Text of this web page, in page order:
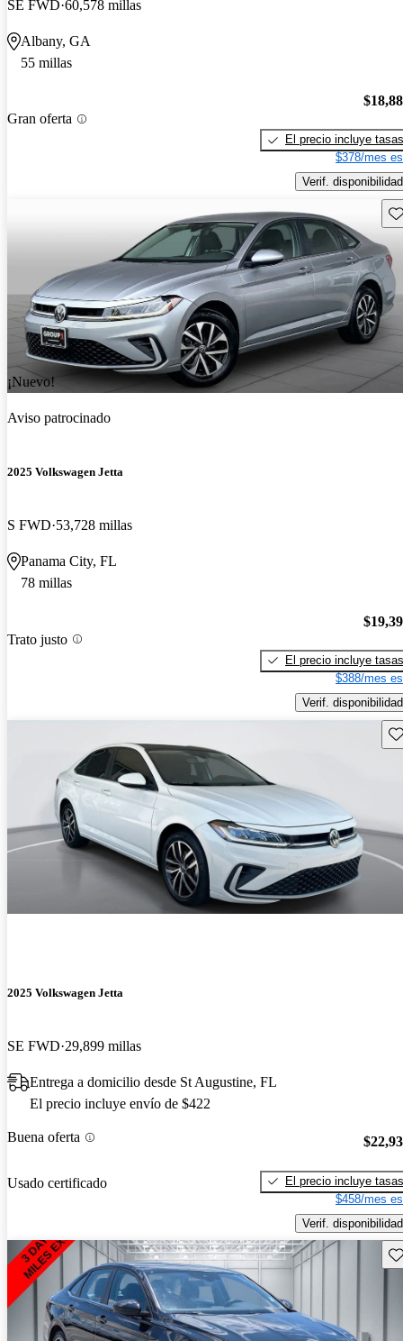
SE FWD 60,578 millas
Albany, GA
55 millas
Gran oferta
El precio incluye tasas
$378/mes
Verif. disponibilidad
¡Nuevo!
Aviso patrocinado
2025 Volkswagen Jetta
S FWD 53,728 millas
Panama City, FL
78 millas
Trato justo
El precio incluye tasas
$388/mes
Verif. disponibilidad
2025 Volkswagen Jetta
SE FWD 29,899 millas
Entrega a domicilio desde St Augustine, FL
El precio incluye envío de $422
Buena oferta
Usado certificado
El precio incluye tasas
$458/mes
Verif. disponibilidad